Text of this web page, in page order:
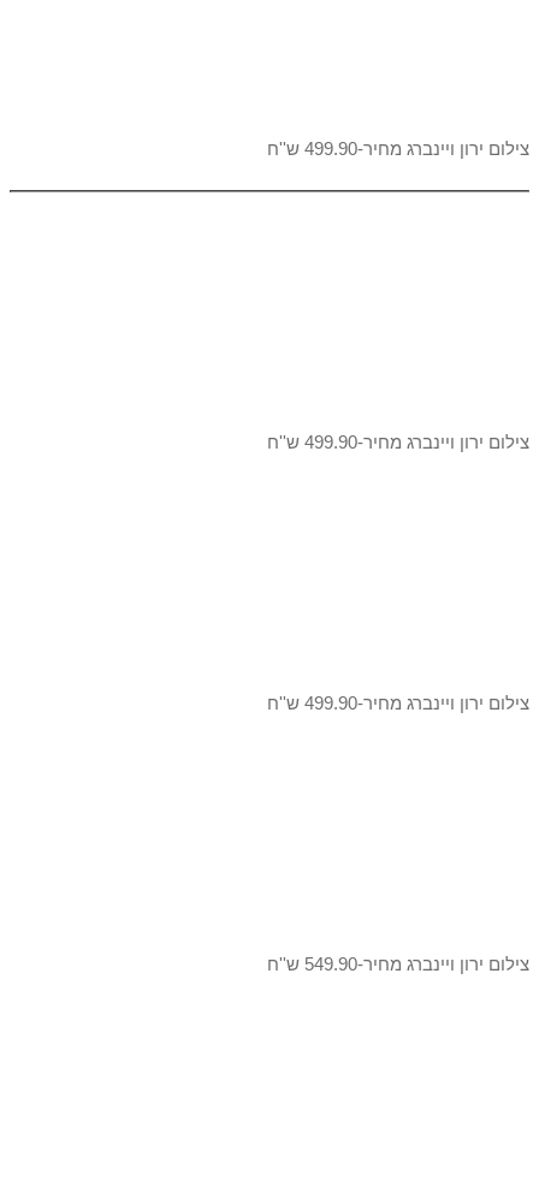
צילום ירון ויינברג מחיר-499.90 ש''ח
צילום ירון ויינברג מחיר-499.90 ש''ח
צילום ירון ויינברג מחיר-499.90 ש''ח
צילום ירון ויינברג מחיר-549.90 ש''ח